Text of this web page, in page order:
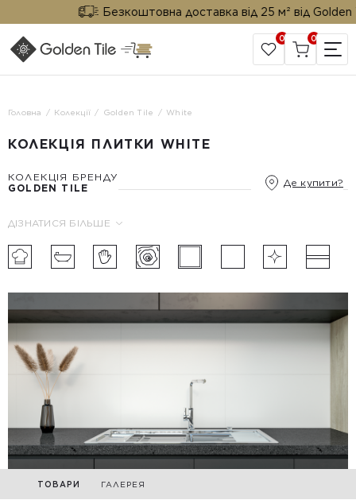
Безкоштовна доставка від 25 м² від Golden
САЙТ КОМПАНІЇ
0 0
Головна Колекції Golden Tile White
КОЛЕКЦІЯ ПЛИТКИ WHITE
КОЛЕКЦІЯ БРЕНДУ
GOLDEN TILE
Де купити?
ДІЗНАТИСЯ БІЛЬШЕ
ТОВАРИ ГАЛЕРЕЯ